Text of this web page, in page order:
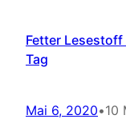
Fetter
Tag
Mai 6, 2020•10